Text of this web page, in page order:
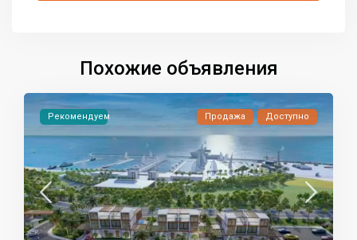
Похожие объявления
Рекомендуем Продажа Доступно